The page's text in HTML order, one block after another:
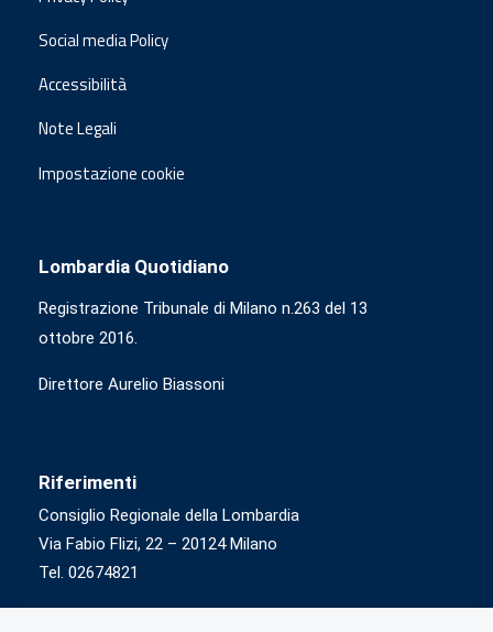
Social media Policy
Accessibilità
Note Legali
Impostazione cookie
Lombardia Quotidiano
Registrazione Tribunale di Milano n.263 del 13
ottobre 2016.
Direttore Aurelio Biassoni
Riferimenti
Consiglio Regionale della Lombardia
Via Fabio Flizi, 22 – 20124 Milano
Tel. 02674821